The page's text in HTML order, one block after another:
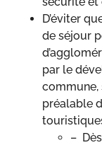
D’éviter
de séjour
par le
commune,
préalable
–